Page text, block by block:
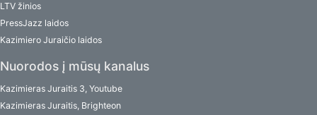
LTV žinios
PressJazz laidos
Kazimiero Juraičio laidos
Nuorodos į mūsų kanalus
Kazimieras Juraitis 3, Youtube
Kazimieras Juraitis, Brighteon